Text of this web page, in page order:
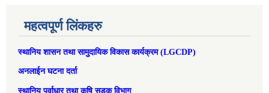
महत्वपूर्ण लिंकहरु
स्थानिय शासन तथा सामुदायिक विकास कार्यक्रम (LGCDP)
अनलाईन घटना दर्ता
स्थानिय पुर्वाधार तथा कृषि सडक विभाग